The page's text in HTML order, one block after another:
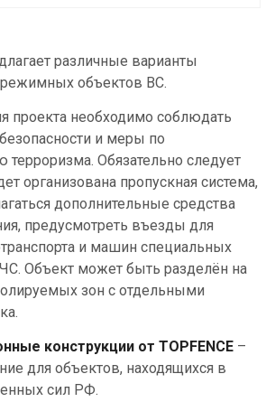
различные варианты
объектов ВС.
проекта необходимо соблюдать
и меры по
Обязательно следует
организована пропускная система,
дополнительные средства
предусмотреть въезды для
и машин специальных
Объект может быть разделён на
зон с отдельными
конструкции от TOPFENCE –
для объектов, находящихся в
сил РФ.